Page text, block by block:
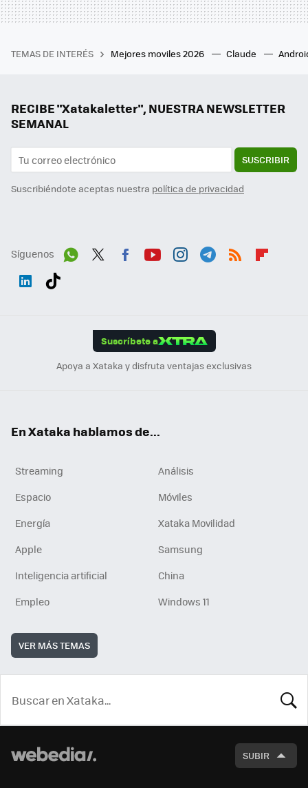
TEMAS DE INTERÉS Mejores moviles 2026 Claude
RECIBE "Xatakaletter", NUESTRA NEWSLETTER
SEMANAL
SUSCRIBIR
Suscribiéndote aceptas nuestra política de privacidad
Síguenos
Suscríbete a
Apoya a Xataka y disfruta ventajas exclusivas
En Xataka hablamos de...
Streaming
Análisis
Espacio
Móviles
Energía
Xataka Movilidad
Apple
Samsung
Inteligencia artificial
China
Empleo
Windows 11
VER MÁS TEMAS
SUBIR